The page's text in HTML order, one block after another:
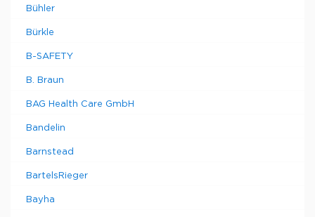
Bühler
Bürkle
B-SAFETY
B. Braun
BAG Health Care GmbH
Bandelin
Barnstead
BartelsRieger
Bayha